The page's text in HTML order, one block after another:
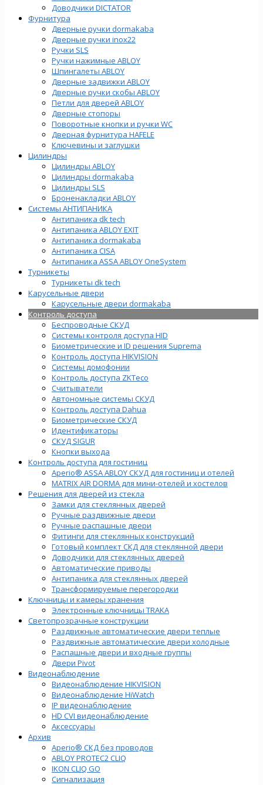
Доводчики DICTATOR
Фурнитура
Дверные ручки dormakaba
Дверные ручки inox22
Ручки SLS
Ручки нажимные ABLOY
Шпингалеты ABLOY
Дверные задвижки ABLOY
Дверные ручки скобы ABLOY
Петли для дверей ABLOY
Дверные стопоры
Поворотные кнопки и ручки WC
Дверная фурнитура HAFELE
Ключевины и заглушки
Цилиндры
Цилиндры ABLOY
Цилиндры dormakaba
Цилиндры SLS
Броненакладки ABLOY
Системы АНТИПАНИКА
Антипаника dk tech
Антипаника ABLOY EXIT
Антипаника dormakaba
Антипаника СISA
Антипаника ASSA ABLOY OneSystem
Турникеты
Турникеты dk tech
Карусельные двери
Карусельные двери dormakaba
Контроль доступа
Беспроводные СКУД
Системы контроля доступа HID
Биометрические и ID решения Suprema
Контроль доступа HIKVISION
Системы домофонии
Контроль доступа ZKTeco
Считыватели
Автономные системы СКУД
Контроль доступа Dahua
Биометрические СКУД
Идентификаторы
СКУД SIGUR
Кнопки выхода
Контроль доступа для гостиниц
Aperio® ASSA ABLOY СКУД для гостиниц и отелей
MATRIX AIR DORMA для мини-отелей и хостелов
Решения для дверей из стекла
Замки для стеклянных дверей
Ручные раздвижные двери
Ручные распашные двери
Фитинги для стеклянных конструкций
Готовый комплект СКД для стеклянной двери
Доводчики для стеклянных дверей
Автоматические приводы
Антипаника для стеклянных дверей
Трансформируемые перегородки
Ключницы и камеры хранения
Электронные ключницы TRAKA
Светопрозрачные конструкции
Раздвижные автоматические двери теплые
Раздвижные автоматические двери холодные
Распашные двери и входные группы
Двери Pivot
Видеонаблюдение
Видеонаблюдение HIKVISION
Видеонаблюдение HiWatch
IP видеонаблюдение
HD CVI видеонаблюдение
Аксессуары
Архив
Aperio® СКД без проводов
ABLOY PROTEC2 CLIQ
IKON CLIQ GO
Сигнализация